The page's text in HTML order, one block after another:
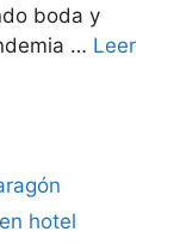
boda y
… Leer
hotel